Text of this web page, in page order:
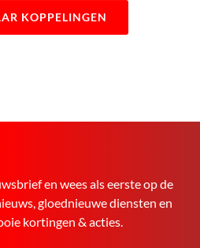
KOPPELINGEN
en wees als eerste op de
gloednieuwe diensten en
kortingen & acties.